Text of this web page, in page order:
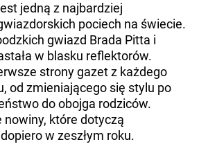
jedną z najbardziej
pociech na świecie.
gwiazd Brada Pitta i
w blasku reflektorów.
strony gazet z każdego
od zmieniającego się stylu po
do obojga rodziców.
które dotyczą
w zeszłym roku.